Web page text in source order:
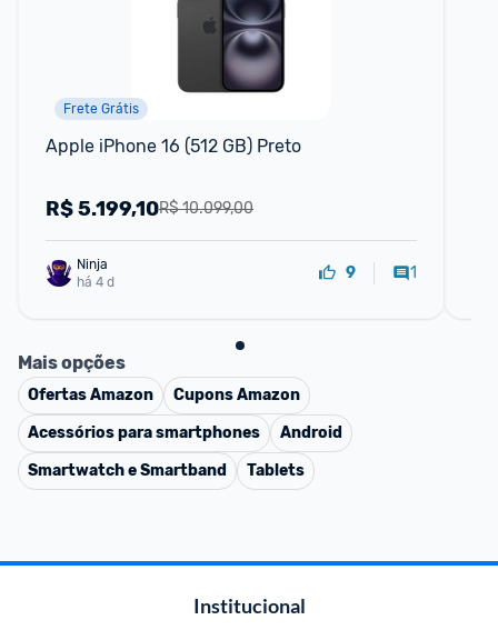
Frete Grátis
Apple iPhone 16 (512 GB) Preto
R$ 10.099,00
R$5.199,10
há 4 d
9 1
Mais opções
OfertasAmazon CuponsAmazon
Acessórios para smartphones
Android
Smartwatch e Smartband
Tablets
Institucional